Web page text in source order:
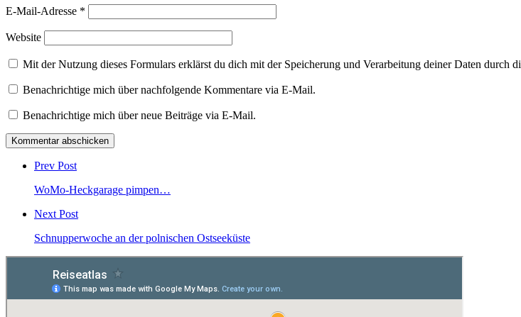
E-Mail-Adresse *
Website
Mit der Nutzung dieses Formulars erklärst du dich mit der Speicherung und Verarbeitung deiner Daten durch
Benachrichtige mich über nachfolgende Kommentare via E-Mail.
Benachrichtige mich über neue Beiträge via E-Mail.
Post
comment
Prev Post
WoMo-Heckgarage pimpen…
Next Post
Schnupperwoche an der polnischen Ostseeküste